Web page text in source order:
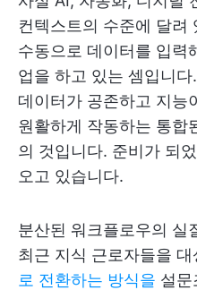
컨텍스트의 수준에 달려
수동으로 데이터를 입력
업을 하고 있는 셈입니
데이터가 공존하고 지능
원활하게 작동하는 통합
의 것입니다. 준비가 되
오고 있습니다.
분산된 워크플로우의 실
최근 지식 근로자들을 대
로 전환하는 방식을 설문